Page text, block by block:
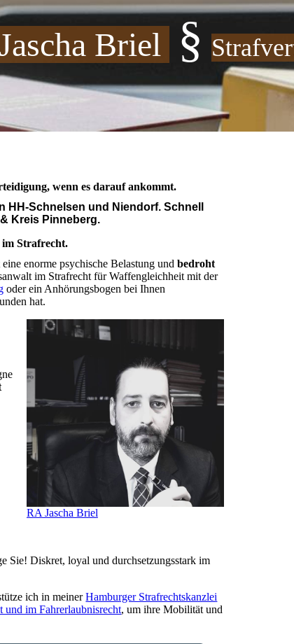
Jascha Briel §
wenn es darauf ankommt.
Schnelsen und Niendorf. Schnell
Kreis Pinneberg.
Strafrecht.
eine enorme psychische Belastung undbedroht
im Strafrecht für Waffengleichheit mit der
oder ein Anhörungsbogen bei Ihnen
hat.
RA Jascha Briel
Sie! Diskret, loyal und durchsetzungsstark im
ich in meinerHamburger Strafrechtskanzlei
und im Fahrerlaubnisrecht, um ihre Mobilität und